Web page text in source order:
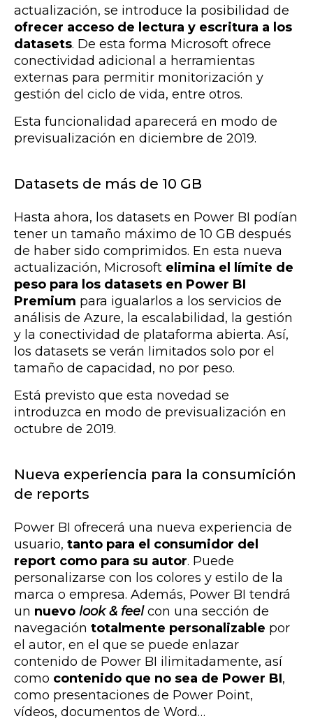
actualización, se introduce la posibilidad de
ofrecer acceso de lectura y escritura a los
datasets. De esta forma Microsoft ofrece
conectividad adicional a herramientas
externas para permitir monitorización y
gestión del ciclo de vida, entre otros.
Esta funcionalidad aparecerá en modo de
previsualización en diciembre de 2019.
Datasets de más de 10 GB
Hasta ahora, los datasets en Power BI podían
tener un tamaño máximo de 10 GB después
de haber sido comprimidos. En esta nueva
actualización, Microsoft elimina el límite de
peso para los datasets en Power BI
Premium para igualarlos a los servicios de
análisis de Azure, la escalabilidad, la gestión
y la conectividad de plataforma abierta. Así,
los datasets se verán limitados solo por el
tamaño de capacidad, no por peso.
Está previsto que esta novedad se
introduzca en modo de previsualización en
octubre de 2019.
Nueva experiencia para la consumición
de reports
Power BI ofrecerá una nueva experiencia de
usuario, tanto para el consumidor del
report como para su autor. Puede
personalizarse con los colores y estilo de la
marca o empresa. Además, Power BI tendrá
un nuevo look & feelcon una sección de
navegación totalmente personalizable por
el autor, en el que se puede enlazar
contenido de Power BI ilimitadamente, así
como contenido que no sea de Power BI,
como presentaciones de Power Point,
vídeos, documentos de Word…